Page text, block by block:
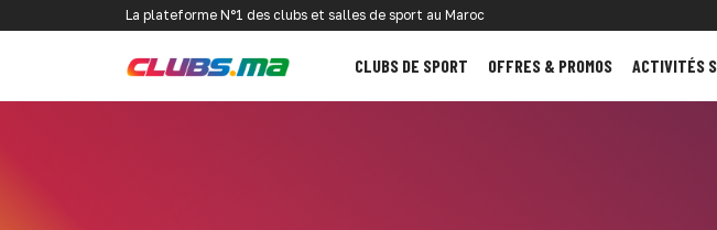
La plateforme N°1 des clubs et salles de sport au Maroc
CLUBS DE SPORT OFFRES & PROMOS ACTIVITÉS